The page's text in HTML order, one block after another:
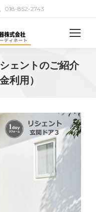
018-852-2743
ェントのご紹介
利用）